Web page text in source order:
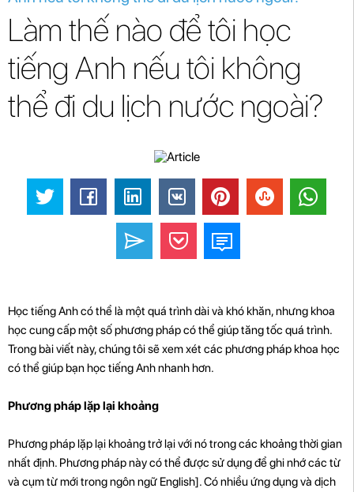
Làm thế nào để tôi học
tiếng Anh nếu tôi không
thể đi du lịch nước ngoài?
Học tiếng Anh có thể là một quá trình dài và khó khăn, nhưng khoa
học cung cấp một số phương pháp có thể giúp tăng tốc quá trình.
Trong bài viết này, chúng tôi sẽ xem xét các phương pháp khoa học
có thể giúp bạn học tiếng Anh nhanh hơn.
Phương pháp lặp lại khoảng
Phương pháp lặp lại khoảng trở lại với nó trong các khoảng thời gian
nhất định. Phương pháp này có thể được sử dụng để ghi nhớ các từ
và cụm từ mới trong ngôn ngữ English]. Có nhiều ứng dụng và dịch